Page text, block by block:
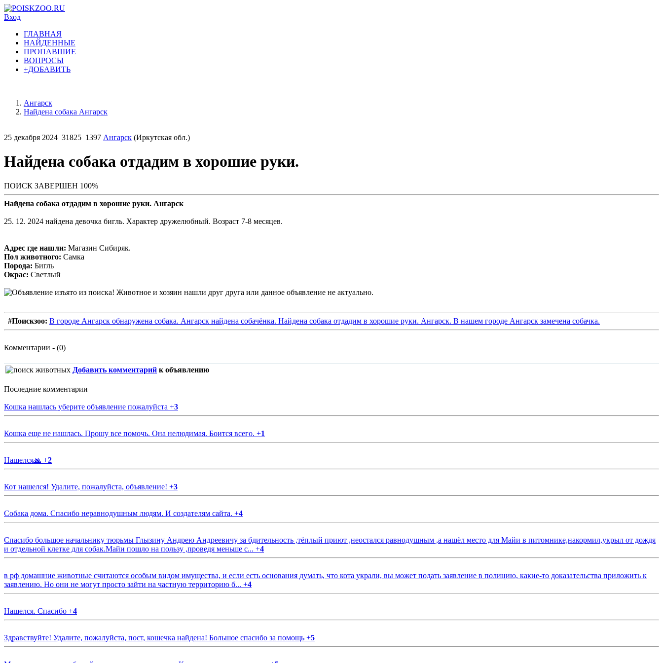
Вход
ГЛАВНАЯ
НАЙДЕННЫЕ
ПРОПАВШИЕ
ВОПРОСЫ
+ДОБАВИТЬ
Ангарск
Найдена собака Ангарск
25 декабря 2024 31825 1397 Ангарск (Иркутская обл.)
Найдена собака отдадим в хорошие руки.
ПОИСК ЗАВЕРШЕН 100%
Найдена собака отдадим в хорошие руки. Ангарск
25. 12. 2024 найдена девочка бигль. Характер дружелюбный. Возраст 7-8 месяцев.
Адрес где нашли: Магазин Сибиряк.
Пол животного: Самка
Порода: Бигль
Окрас: Светлый
#Поискзоо: В городе Ангарск обнаружена собака. Ангарск найдена собачёнка. Найдена собака отдадим в хорошие руки. Ангарск. В нашем городе Ангарск замечена собачка.
Комментарии - (0)
Добавить комментарий к объявлению
Последние комментарии
Кошка нашлась уберите объявление пожалуйста +3
Кошка еще не нашлась. Прошу все помочь. Она нелюдимая. Боится всего. +1
Нашелся🙏 +2
Кот нашелся! Удалите, пожалуйста, объявление! +3
Собака дома. Спасибо неравнодушным людям. И создателям сайта. +4
Спасибо большое начальнику тюрьмы Глызину Андрею Андреевичу за бдительность ,тёплый приют ,неостался равнодушным ,а нашёл место для Майи в питомнике,накормил,укрыл от дождя
и отдельной клетке для собак.Майи пошло на пользу ,проведя меньше с... +4
в рф домашние животные считаются особым видом имущества, и если есть основания думать, что кота украли, вы может подать заявление в полицию, какие-то доказательства приложить к
заявлению. Но они не могут просто зайти на частную территорию б... +4
Нашелся. Спасибо +4
Здравствуйте! Удалите, пожалуйста, пост, кошечка найдена! Большое спасибо за помощь +5